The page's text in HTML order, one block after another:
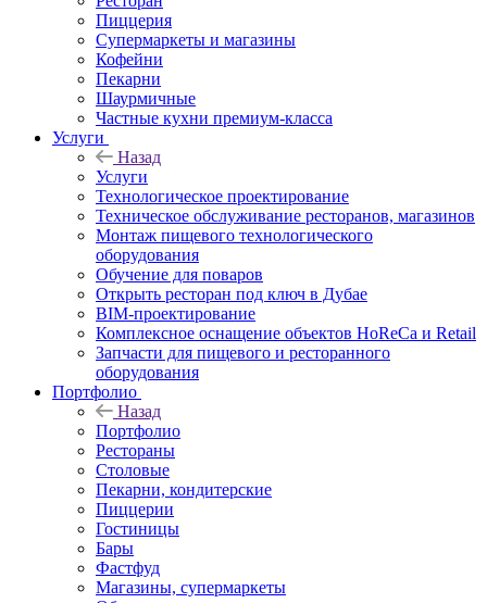
Пиццерия
Супермаркеты и магазины
Кофейни
Пекарни
Шаурмичные
Частные кухни премиум-класса
Услуги
Назад
Услуги
Технологическое проектирование
Техническое обслуживание ресторанов, магазинов
Монтаж пищевого технологического
оборудования
Обучение для поваров
Открыть ресторан под ключ в Дубае
BIM-проектирование
Комплексное оснащение объектов HoReCa и Retail
Запчасти для пищевого и ресторанного
оборудования
Портфолио
Назад
Портфолио
Рестораны
Столовые
Пекарни, кондитерские
Пиццерии
Гостиницы
Бары
Фастфуд
Магазины, супермаркеты